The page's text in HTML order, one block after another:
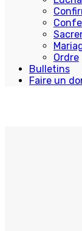
Ordre
Bulletins
Faire un